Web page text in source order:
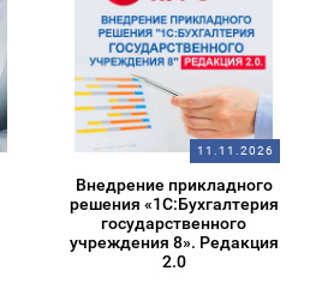
11.11.2026
Внедрение прикладного
решения «1С:Бухгалтерия
государственного
учреждения 8». Редакция
2.0